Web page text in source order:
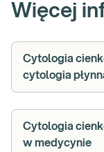
Więcej
Cytologia
cytologia
Cytologia
w medycynie